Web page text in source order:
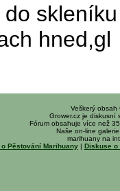
hned,gl
Veškerý obsah
Grower.cz je diskusní
Fórum obsahuje více než
Naše on-line
marihuany na
o Pěstování Marihuany| Diskuse o